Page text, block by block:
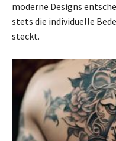
moderne Designs
stets die individuelle
steckt.